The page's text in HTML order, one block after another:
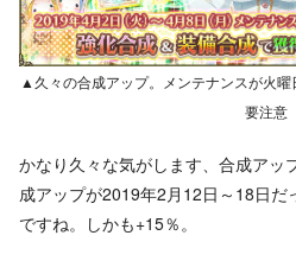
▲久々の合成アップ。メンテナンスが火
要注意
かなり久々な気がします、合成アッ
成アップが2019年2月12日～18日だ
ですね。しかも+15％。